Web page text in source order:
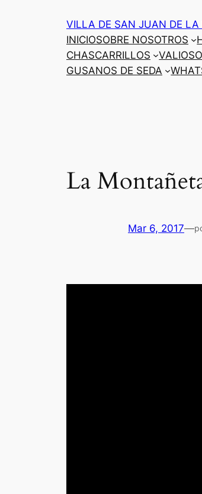
VILLA DE SAN JUAN DE LA
INICIOSOBRE NOSOTROS
CHASCARRILLOS
VALIOSO
GUSANOS DE SEDA
La
Mar 6, 2017—